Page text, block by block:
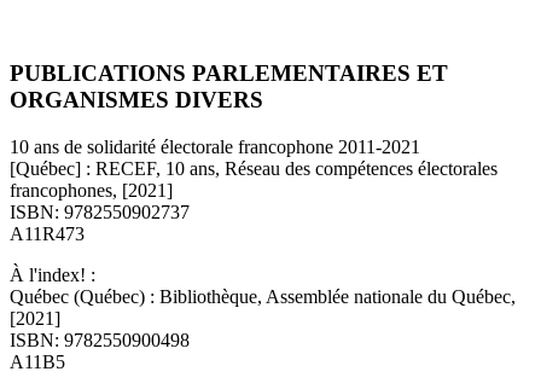
PUBLICATIONS PARLEMENTAIRES ET
ORGANISMES DIVERS
10 ans de solidarité électorale francophone 2011-2021
[Québec] : RECEF, 10 ans, Réseau des compétences électorales
francophones, [2021]
ISBN: 9782550902737
A11R473
À l'index! :
Québec (Québec) : Bibliothèque, Assemblée nationale du Québec,
[2021]
ISBN: 9782550900498
A11B5